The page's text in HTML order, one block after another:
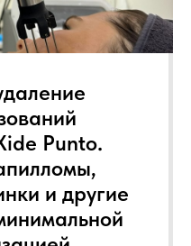
Punto.
и другие